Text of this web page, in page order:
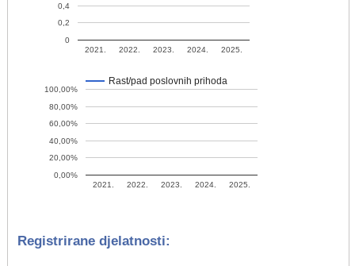
2021. 2022. 2023. 2024. 2025.
0
0,2
0,4
Rast/pad poslovnih prihoda
2021. 2022. 2023. 2024. 2025.
0,00%
20,00%
40,00%
60,00%
80,00%
100,00%
Registrirane djelatnosti: